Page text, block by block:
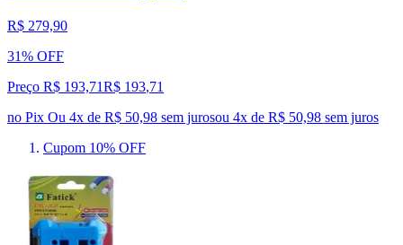
R$ 279,90
31% OFF
Preço R$ 193,71R$ 193,71
no Pix Ou 4x de R$ 50,98 sem jurosou 4x de R$ 50,98 sem juros
Cupom 10% OFF